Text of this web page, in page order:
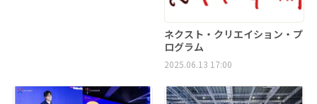
ネクスト・クリエイション・プ
ログラム
2025.06.13 17:00